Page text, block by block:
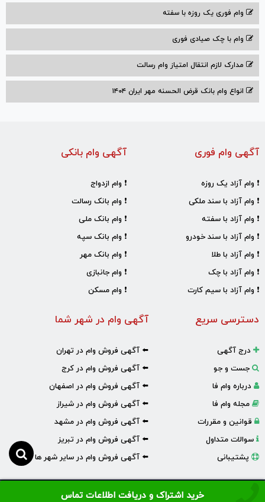
خرید اشتراک و دریافت اطلاعات تماس
وام فوری یک روزه با سفته
وام با‌ چک صیادی‌ فوری
مدارک لازم انتقال امتیاز وام رسالت
انواع وام بانک قرض الحسنه مهر ایران ۱۴۰۴
آگهی وام بانکی
❗ وام ازدواج
❗ وام بانک رسالت
❗ وام بانک ملی
❗ وام بانک سپه
❗ وام بانک مهر
❗ وام جانبازی
❗ وام مسکن
آگهی وام فوری
❗ وام آزاد یک روزه
❗ وام آزاد با سند ملکی
❗ وام آزاد با سفته
❗ وام آزاد با سند خودرو
❗ وام آزاد با طلا
❗ وام آزاد با چک
❗ وام آزاد با سیم کارت
آگهی وام در شهر شما
⬅️ آگهی فروش وام در تهران
⬅️ آگهی فروش وام در کرج
⬅️ آگهی فروش وام در اصفهان
⬅️ آگهی فروش وام در شیراز
⬅️ آگهی فروش وام در مشهد
⬅️ آگهی فروش وام در تبریز
⬅️ آگهی فروش وام در سایر شهر ها
دسترسی سریع
درج آگهی
جست و جو
درباره وام فا
مجله وام فا
قوانین و مقررات
سوالات متداول
پشتیبانی